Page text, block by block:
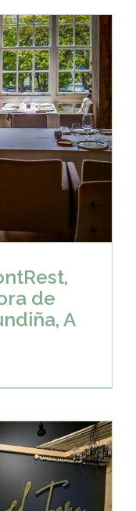
de
A